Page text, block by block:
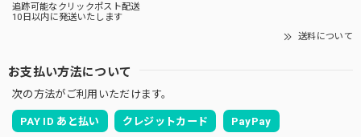
追跡可能なクリックポスト配送
10日以内に発送いたします
送料について
お支払い方法について
次の方法がご利用いただけます。
PAY ID あと払い クレジットカード PayPay